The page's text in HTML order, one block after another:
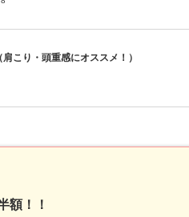
こり・頭重感にオススメ！）
額！！